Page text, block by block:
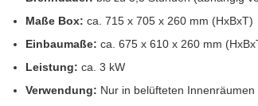
Maße Box: ca. 715 x 705 x 260 mm (HxBxT)
Einbaumaße: ca. 675 x 610 x 260 mm
Leistung: ca. 3 kW
Verwendung: Nur in belüfteten Innenräumen